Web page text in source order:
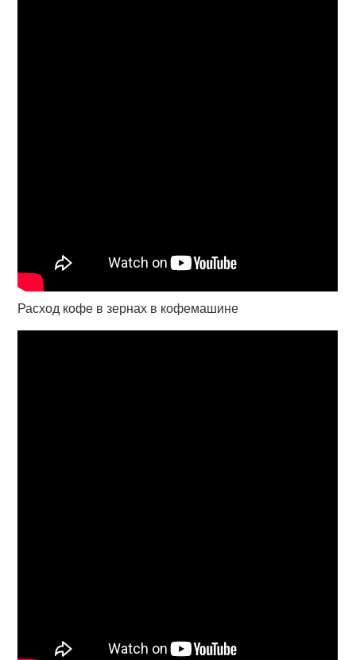
Расход кофе в зернах в кофемашине